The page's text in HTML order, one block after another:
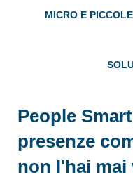
MICRO E
People
presenze
non l'hai mai